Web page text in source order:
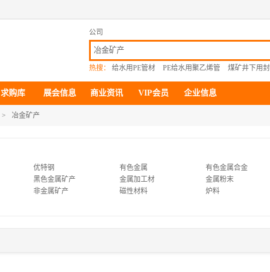
公司
热搜： 给水用PE管材 PE给水用聚乙烯管 煤矿井下用
求购库 展会信息 商业资讯 VIP会员 企业信息
> 冶金矿产
优特钢 有色金属 有色金属合金
黑色金属矿产 金属加工材 金属粉末
非金属矿产 磁性材料 炉料